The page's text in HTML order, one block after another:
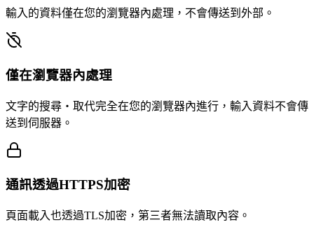
輸入的資料僅在您的瀏覽器內處理，不會傳送到外部。
僅在瀏覽器內處理
文字的搜尋・取代完全在您的瀏覽器內進行，輸入資料不會傳
送到伺服器。
通訊透過HTTPS加密
頁面載入也透過TLS加密，第三者無法讀取內容。